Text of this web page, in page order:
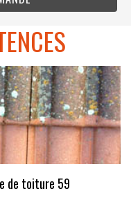
de toiture 59